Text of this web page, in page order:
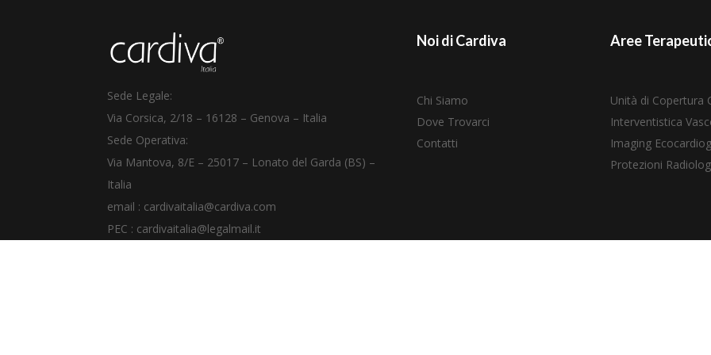
Sede Legale:
Via Corsica, 2/18 – 16128 – Genova – Italia
Sede Operativa:
Via Mantova, 8/E – 25017 – Lonato del Garda (BS) –
Italia
email : cardivaitalia@cardiva.com
PEC : cardivaitalia@legalmail.it
Noi di Cardiva
Chi Siamo
Dove Trovarci
Contatti
Aree
Unità di Copertura
Interventistica
Imaging
Protezioni